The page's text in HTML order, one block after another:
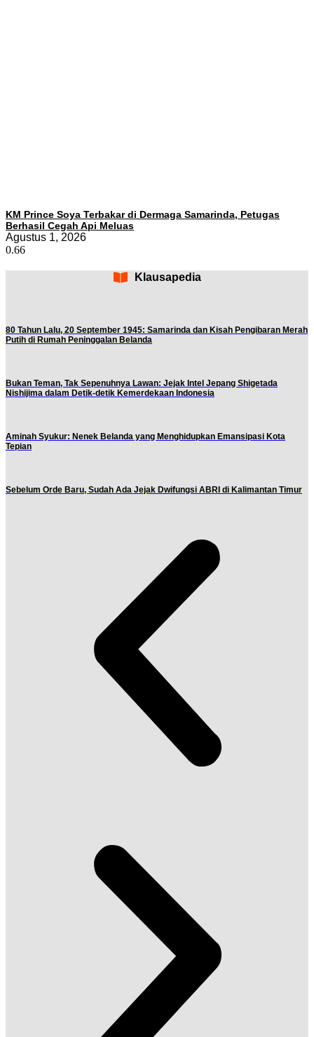
KM Prince Soya Terbakar di Dermaga Samarinda, Petugas
Berhasil Cegah Api Meluas
Agustus 1, 2026
Klausapedia
80 Tahun Lalu, 20 September 1945: Samarinda dan Kisah Pengibaran Merah
Putih di Rumah Peninggalan Belanda
Bukan Teman, Tak Sepenuhnya Lawan: Jejak Intel Jepang Shigetada
Nishijima dalam Detik-detik Kemerdekaan Indonesia
Aminah Syukur: Nenek Belanda yang Menghidupkan Emansipasi Kota
Tepian
Sebelum Orde Baru, Sudah Ada Jejak Dwifungsi ABRI di Kalimantan Timur